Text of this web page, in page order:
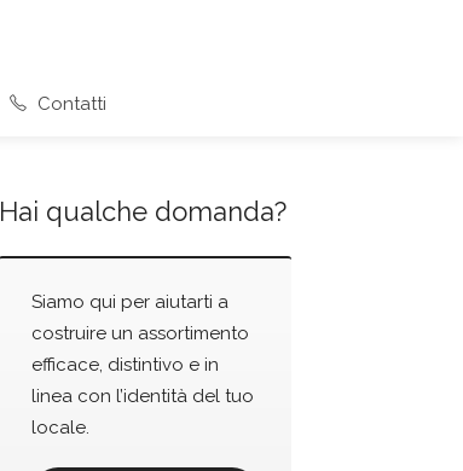
Contatti
Hai qualche domanda?
Siamo qui per aiutarti a
costruire un assortimento
efficace, distintivo e in
linea con l’identità del tuo
locale.